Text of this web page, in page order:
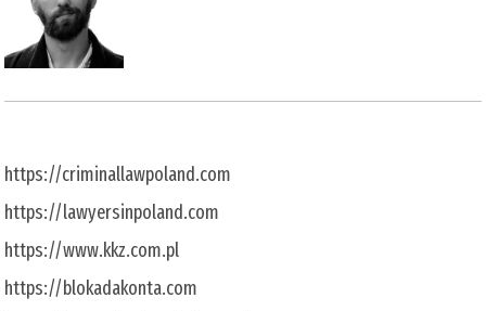
https://criminallawpoland.com
https://lawyersinpoland.com
https://www.kkz.com.pl
https://blokadakonta.com